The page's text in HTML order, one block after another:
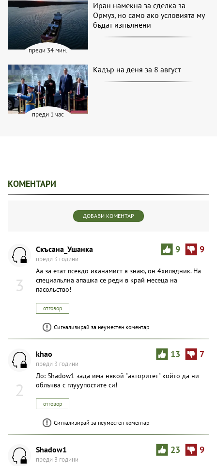
преди 34 мин.
Иран намекна за сделка за
Ормуз, но само ако условията му
бъдат изпълнени
преди 1 час
Кадър на деня за 8 август
КОМЕНТАРИ
ДОБАВИ КОМЕНТАР
3
9 9
Скъсана_Ушанка
преди 3 години
Аа за етат псевдо иканамист я знаю, он 4хилядник. На
специальлна апашка се реди в край месеца на
пасольство!
отговор
Сигнализирай за неуместен коментар
2
13 7
khao
преди 3 години
До: Shadow1 зада има някой "авторитет" който да ни
облъчва с глууупостите си!
отговор
Сигнализирай за неуместен коментар
23 9
Shadow1
преди 3 години